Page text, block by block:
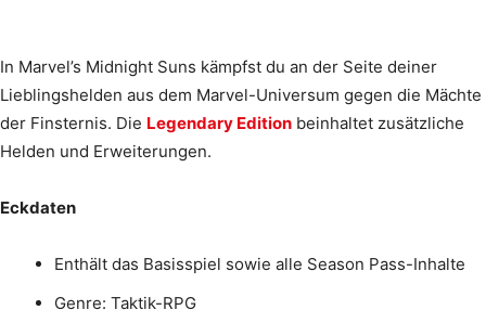
In Marvel’s Midnight Suns kämpfst du an der Seite deiner
Lieblingshelden aus dem Marvel-Universum gegen die Mächte
der Finsternis. Die Legendary Edition beinhaltet zusätzliche
Helden und Erweiterungen.
Eckdaten
Enthält das Basisspiel sowie alle Season Pass-Inhalte
Genre: Taktik-RPG